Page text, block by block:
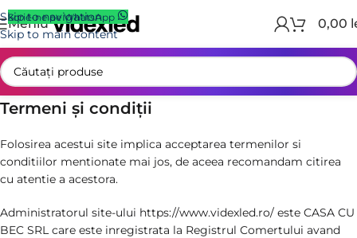
Skip to navigation
Skip to main content
Scrie-ne pe WhatsApp
Meniu 0,00
Prima pagină/Termeni si Conditii
Termeni şi condiţii
Folosirea acestui site implica acceptarea termenilor si
conditiilor mentionate mai jos, de aceea recomandam citirea
cu atentie a acestora.
Administratorul site-ului https://www.videxled.ro/ este CASA CU
BEC SRL care este inregistrata la Registrul Comertului avand